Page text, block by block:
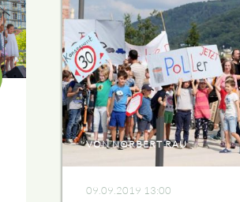
VON NORBERT RAU
09.09.2019 13:00